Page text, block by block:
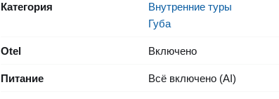
Категория
Внутренние туры
Губа
Otel Включено
Питание Всё включено (AI)